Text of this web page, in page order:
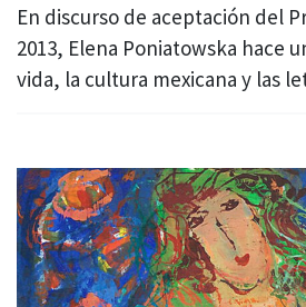
En discurso de aceptación del
2013, Elena Poniatowska hace
vida, la cultura mexicana y las